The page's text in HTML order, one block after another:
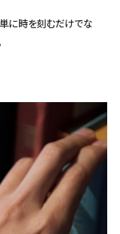
に時を刻むだけでな